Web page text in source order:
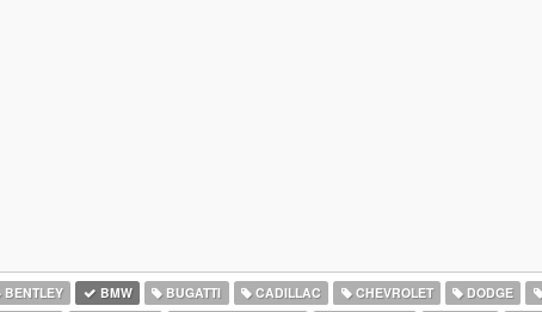
BENTLEY BMW BUGATTI CADILLAC CHEVROLET DODGE